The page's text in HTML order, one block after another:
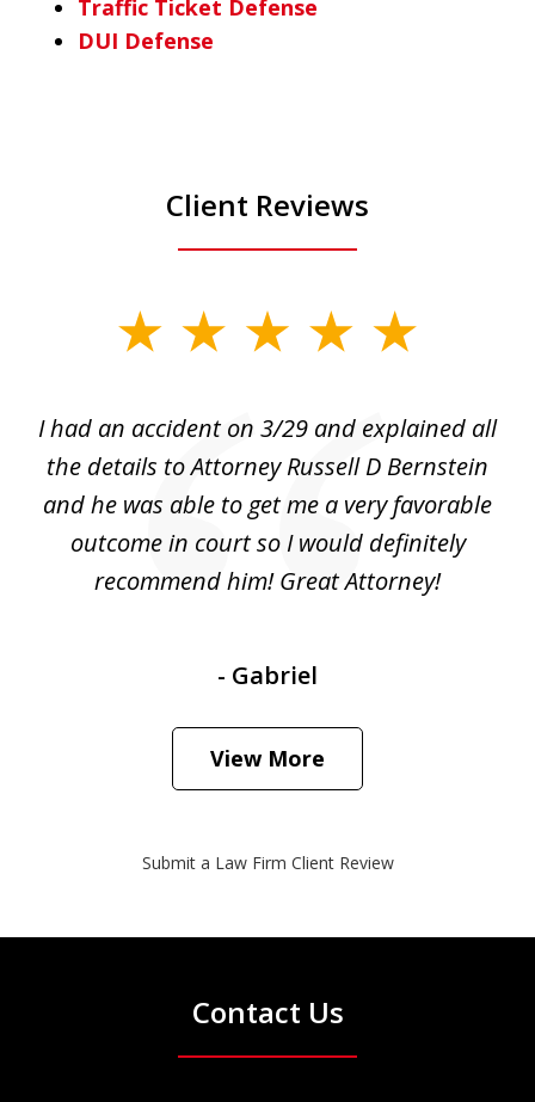
Traffic Ticket Defense
DUI Defense
Client Reviews
1I had an accident on 3/29 and explained all
the details to Attorney Russell D Bernstein
and he was able to get me a very favorable
outcome in court so I would definitely
recommend him! Great Attorney!
- Gabriel
View More
Submit a Law Firm Client Review
Contact Us